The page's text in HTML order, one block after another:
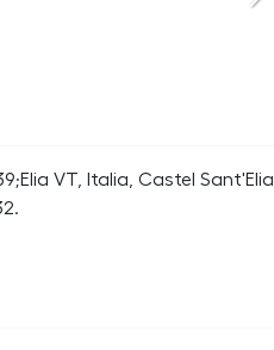
VT, Italia, Castel Sant'Elia